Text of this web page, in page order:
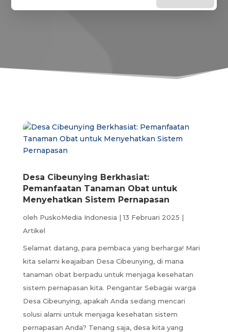
Desa Cibeunying Berkhasiat:
Pemanfaatan Tanaman Obat untuk
Menyehatkan Sistem Pernapasan
oleh PuskoMedia Indonesia |13 Februari 2025 |
Artikel
Selamat datang, para pembaca yang berharga! Mari
kita selami keajaiban Desa Cibeunying, di mana
tanaman obat berpadu untuk menjaga kesehatan
sistem pernapasan kita. Pengantar Sebagai warga
Desa Cibeunying, apakah Anda sedang mencari
solusi alami untuk menjaga kesehatan sistem
pernapasan Anda? Tenang saja, desa kita yang